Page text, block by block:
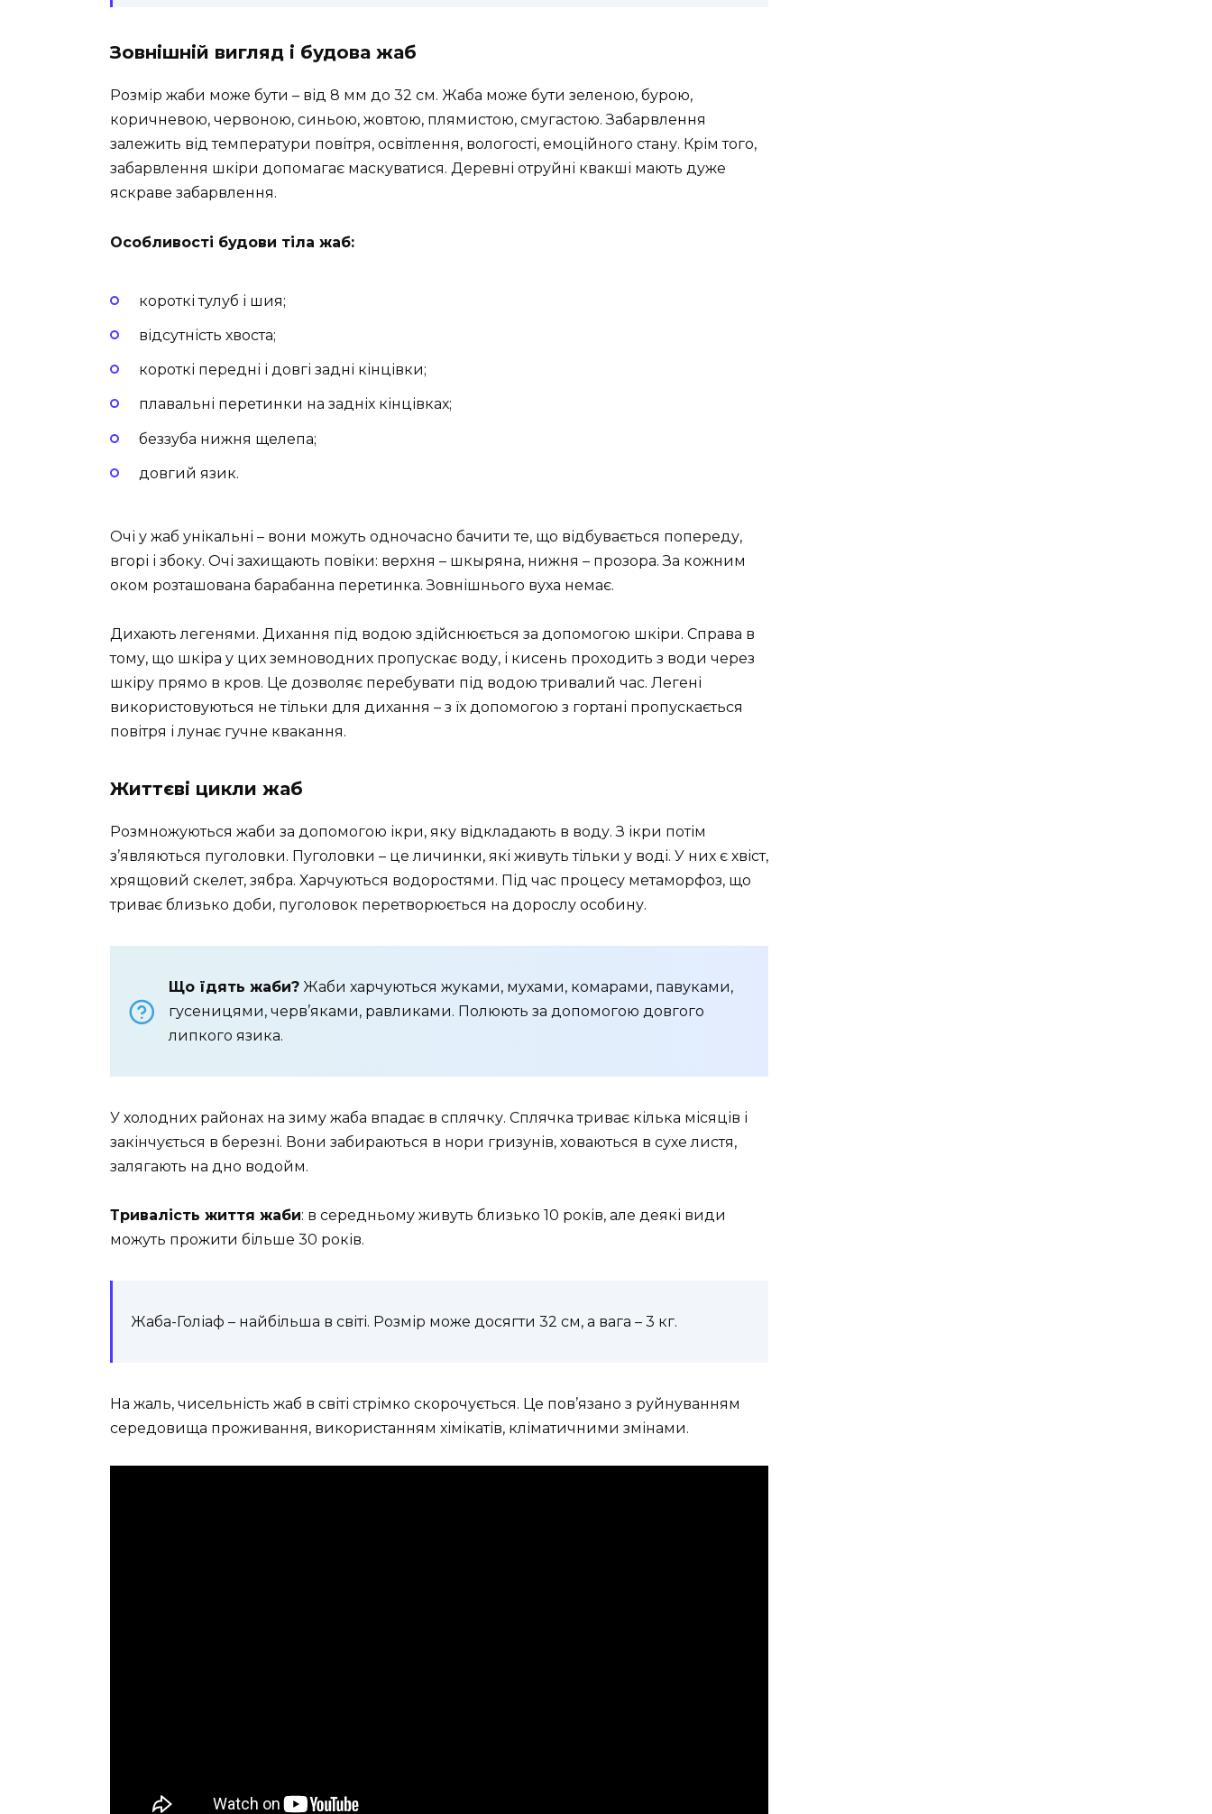
Зовнішній вигляд і будова жаб
Розмір жаби може бути – від 8 мм до 32 см. Жаба може бути зеленою, бурою,
коричневою, червоною, синьою, жовтою, плямистою, смугастою. Забарвлення
залежить від температури повітря, освітлення, вологості, емоційного стану. Крім того,
забарвлення шкіри допомагає маскуватися. Деревні отруйні квакші мають дуже
яскраве забарвлення.
Особливості будови тіла жаб:
короткі тулуб і шия;
відсутність хвоста;
короткі передні і довгі задні кінцівки;
плавальні перетинки на задніх кінцівках;
беззуба нижня щелепа;
довгий язик.
Очі у жаб унікальні – вони можуть одночасно бачити те, що відбувається попереду,
вгорі і збоку. Очі захищають повіки: верхня – шкыряна, нижня – прозора. За кожним
оком розташована барабанна перетинка. Зовнішнього вуха немає.
Дихають легенями. Дихання під водою здійснюється за допомогою шкіри. Справа в
тому, що шкіра у цих земноводних пропускає воду, і кисень проходить з води через
шкіру прямо в кров. Це дозволяє перебувати під водою тривалий час. Легені
використовуються не тільки для дихання – з їх допомогою з гортані пропускається
повітря і лунає гучне квакання.
Життєві цикли жаб
Розмножуються жаби за допомогою ікри, яку відкладають в воду. З ікри потім
з’являються пуголовки. Пуголовки – це личинки, які живуть тільки у воді. У них є хвіст,
хрящовий скелет, зябра. Харчуються водоростями. Під час процесу метаморфоз, що
триває близько доби, пуголовок перетворюється на дорослу особину.
Що їдять жаби? Жаби харчуються жуками, мухами, комарами, павуками,
гусеницями, черв’яками, равликами. Полюють за допомогою довгого
липкого язика.
У холодних районах на зиму жаба впадає в сплячку. Сплячка триває кілька місяців і
закінчується в березні. Вони забираються в нори гризунів, ховаються в сухе листя,
залягають на дно водойм.
Тривалість життя жаби: в середньому живуть близько 10 років, але деякі види
можуть прожити більше 30 років.
Жаба-Голіаф – найбільша в світі. Розмір може досягти 32 см, а вага – 3 кг.
На жаль, чисельність жаб в світі стрімко скорочується. Це пов’язано з руйнуванням
середовища проживання, використанням хімікатів, кліматичними змінами.